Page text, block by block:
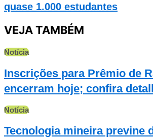
quase 1.000 estudantes
VEJA TAMBÉM
Notícia
Inscrições para Prêmio de
encerram hoje; confira
Notícia
Tecnologia mineira previne